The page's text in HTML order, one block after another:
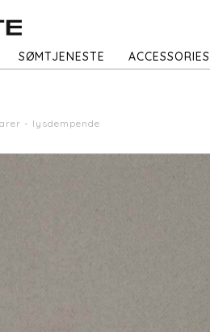
SØMTJENESTE ACCESSORIES
- lysdempende